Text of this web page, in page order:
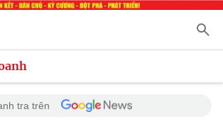
tra trên